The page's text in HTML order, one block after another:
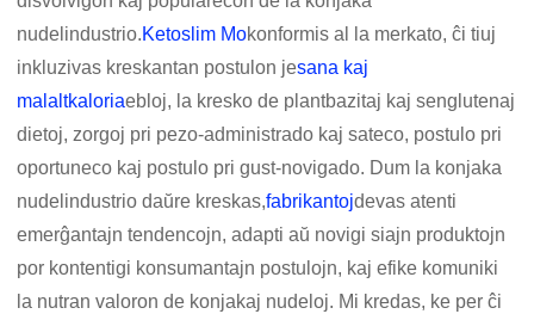
nudelindustrio.Ketoslim Mokonformis al la merkato, ĉi tiuj
inkluzivas kreskantan postulon jesana kaj
malaltkaloriaebloj, la kresko de plantbazitaj kaj senglutenaj
dietoj, zorgoj pri pezo-administrado kaj sateco, postulo pri
oportuneco kaj postulo pri gust-novigado. Dum la konjaka
nudelindustrio daŭre kreskas,fabrikantojdevas atenti
emerĝantajn tendencojn, adapti aŭ novigi siajn produktojn
por kontentigi konsumantajn postulojn, kaj efike komuniki
la nutran valoron de konjakaj nudeloj. Mi kredas, ke per ĉi